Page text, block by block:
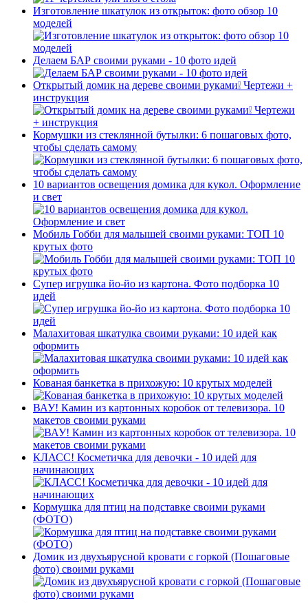
Изготовление шкатулок из открыток: фото обзор 10
моделей
Делаем БАР своими руками - 10 фото идей
Открытый домик на дереве своими руками❕ Чертежи +
инструкция
Кормушки из стеклянной бутылки: 6 пошаговых фото,
чтобы сделать самому
10 вариантов освещения домика для кукол. Оформление
и свет
Мобиль Гобби для малышей своими руками: ТОП 10
крутых фото
Супер игрушка йо-йо из картона. Фото подборка 10
идей
Малахитовая шкатулка своими руками: 10 идей как
оформить
Кованая банкетка в прихожую: 10 крутых моделей
ВАУ! Камин из картонных коробок от телевизора. 10
макетов своими руками
КЛАСС! Косметичка для девочки - 10 идей для
начинающих
Кормушка для птиц на подставке своими руками
(ФОТО)
Домик из двухъярусной кровати с горкой (Пошаговые
фото) своими руками